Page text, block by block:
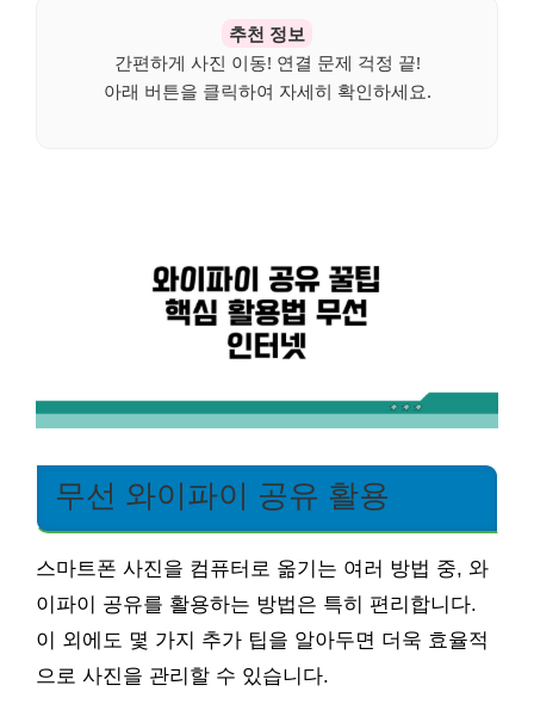
추천 정보
간편하게 사진 이동! 연결 문제 걱정 끝!
아래 버튼을 클릭하여 자세히 확인하세요.
무선 와이파이 공유 활용
스마트폰 사진을 컴퓨터로 옮기는 여러 방법 중, 와
이파이 공유를 활용하는 방법은 특히 편리합니다.
이 외에도 몇 가지 추가 팁을 알아두면 더욱 효율적
으로 사진을 관리할 수 있습니다.